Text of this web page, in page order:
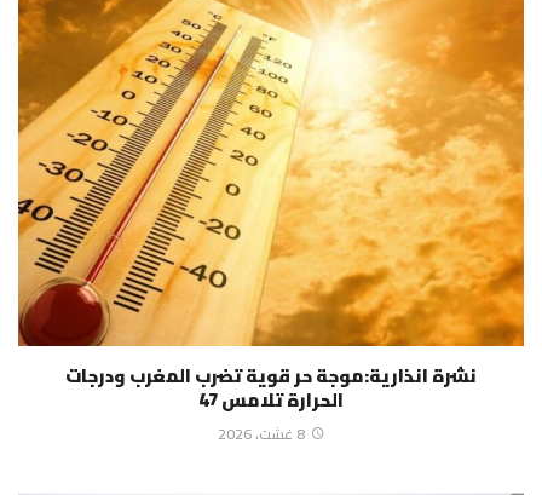
نشرة انذارية:موجة حر قوية تضرب المغرب ودرجات
الحرارة تلامس 47
8 غشت، 2026